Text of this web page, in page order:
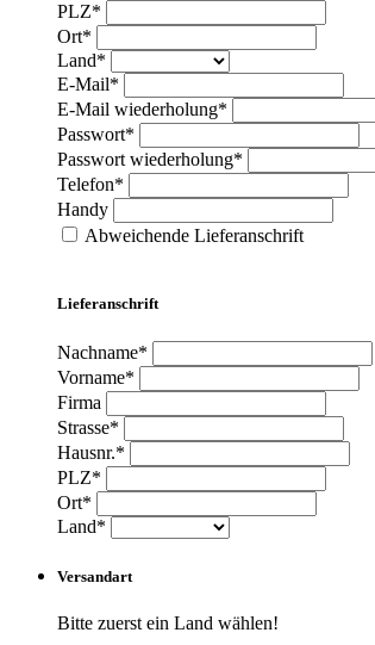
PLZ*
Ort*
Land*
E-Mail*
E-Mail wiederholung*
Passwort*
Passwort wiederholung*
Telefon*
Handy
Abweichende Lieferanschrift
Lieferanschrift
Nachname*
Vorname*
Firma
Strasse*
Hausnr.*
PLZ*
Ort*
Land*
Versandart
Bitte zuerst ein Land wählen!